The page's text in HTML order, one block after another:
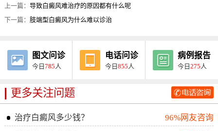
上一篇：导致白癜风难治疗的原因都有什么呢
下一篇： 肢端型白癜风为什么难以诊治
图文问诊
今日785 人
电话问诊
今日855 人
病例报告
今日275 人
更多关注问题
治疗白癜风多少钱？
96%网友咨询